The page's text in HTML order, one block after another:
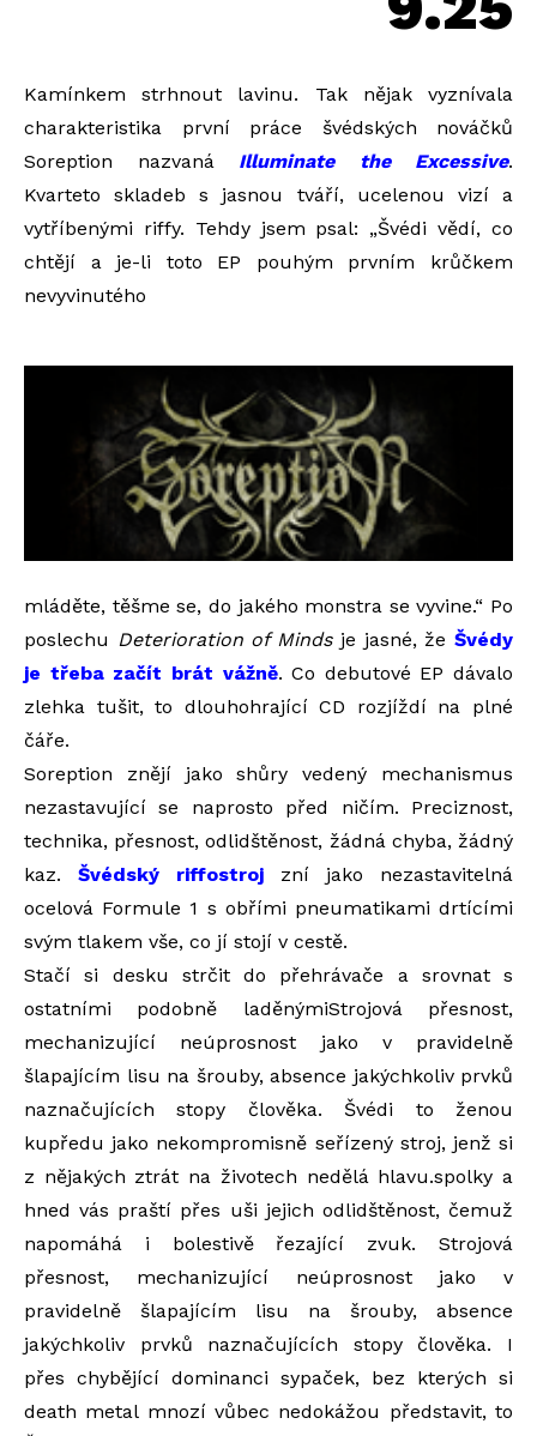
Kamínkem strhnout lavinu. Tak nějak vyznívala
charakteristika první práce švédských nováčků
Soreption nazvaná Illuminate the Excessive.
Kvarteto skladeb s jasnou tváří, ucelenou vizí a
vytříbenými riffy. Tehdy jsem psal: „Švédi vědí, co
chtějí a je-li toto EP pouhým prvním krůčkem
nevyvinutého
mláděte, těšme se, do jakého monstra se vyvine.“ Po
poslechu Deterioration of Mindsje jasné, žeŠvédy
je třeba začít brát vážně. Co debutové EP dávalo
zlehka tušit, to dlouhohrající CD rozjíždí na plné
čáře.
Soreption znějí jako shůry vedený mechanismus
nezastavující se naprosto před ničím. Preciznost,
technika, přesnost, odlidštěnost, žádná chyba, žádný
kaz. Švédský riffostroj zní jako nezastavitelná
ocelová Formule 1 s obřími pneumatikami drtícími
svým tlakem vše, co jí stojí v cestě.
Stačí si desku strčit do přehrávače a srovnat s
ostatními podobně laděnýmiStrojová přesnost,
mechanizující neúprosnost jako v pravidelně
šlapajícím lisu na šrouby, absence jakýchkoliv prvků
naznačujících stopy člověka. Švédi to ženou
kupředu jako nekompromisně seřízený stroj, jenž si
z nějakých ztrát na životech nedělá hlavu.spolky a
hned vás praští přes uši jejich odlidštěnost, čemuž
napomáhá i bolestivě řezající zvuk. Strojová
přesnost, mechanizující neúprosnost jako v
pravidelně šlapajícím lisu na šrouby, absence
jakýchkoliv prvků naznačujících stopy člověka. I
přes chybějící dominanci sypaček, bez kterých si
death metal mnozí vůbec nedokážou představit, to